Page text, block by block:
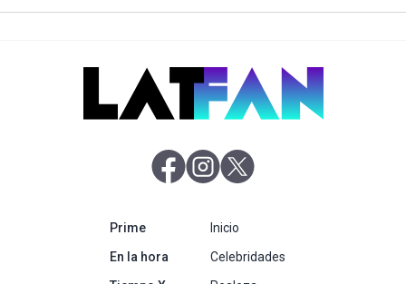
abre en nueva pestaña
abre en nueva pestaña
Primeabre en nueva pestaña
En la hora abre en nueva pestaña
Inicio
Celebridades